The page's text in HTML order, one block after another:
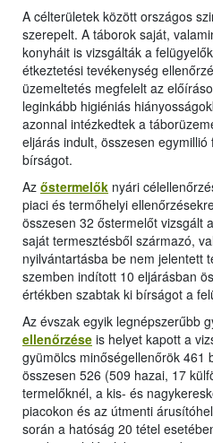
A célterületek között országos
szerepelt. A táborok saját,
konyháit is vizsgálták a
étkeztetési tevékenység
üzemeltetés megfelelt az
leginkább higiéniás
azonnal intézkedtek a
eljárás indult, összesen
bírságot.
Az őstermelők nyári
piaci és termőhelyi
összesen 32 őstermelőt vizsgált
saját termesztésből származó,
nyilvántartásba be nem jelentett
szemben indított 10 eljárásban
értékben szabtak ki bírságot a
Az évszak egyik legnépszerűbb
ellenőrzése is helyet kapott a
gyümölcs minőségellenőrök 461
összesen 526 (509 hazai, 17
termelőknél, a kis- és
piacokon és az útmenti
során a hatóság 20 tétel